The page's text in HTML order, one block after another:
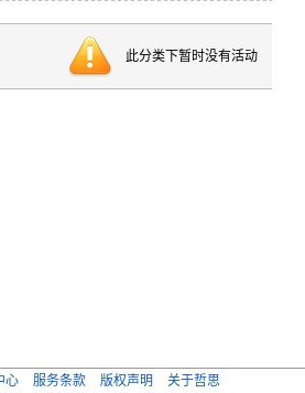
此分类下暂时没有活动
心 服务条款 版权声明
关于哲思